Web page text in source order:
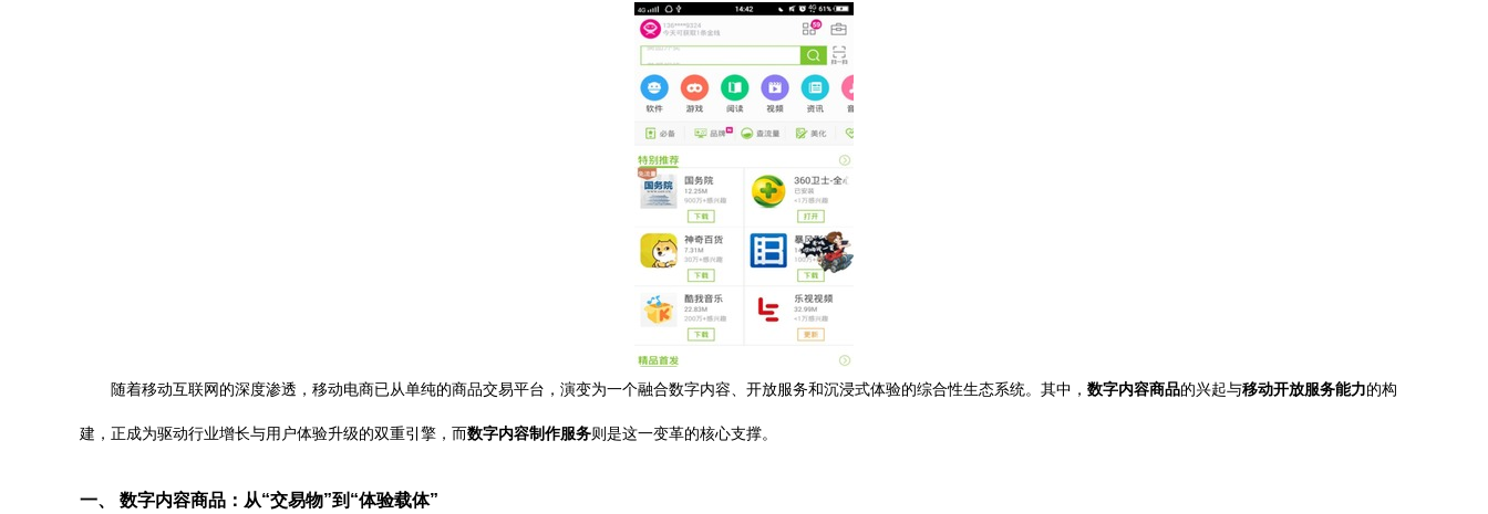
随着移动互联网的深度渗透，移动电商已从单纯的商品交易平台，演变为一个融合数字内容、开放服务和沉浸式体验的综合性生态系统。其中， 数字内容商品的兴起与移动开放服务能力的构
建，正成为驱动行业增长与用户体验升级的双重引擎，而数字内容制作服务则是这一变革的核心支撑。
一、 数字内容商品：从“交易物”到“体验载体”